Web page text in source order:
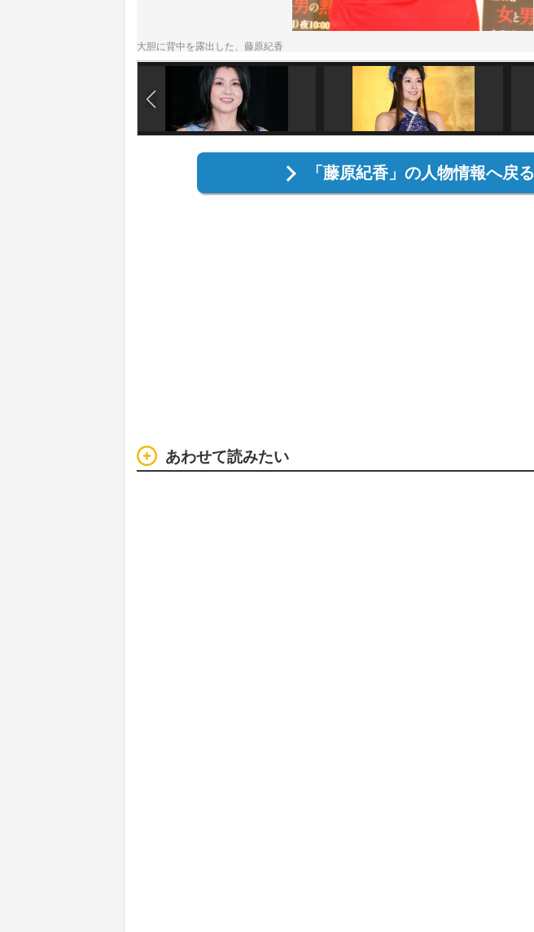
大胆に背中を露出した、藤原紀香
「藤原紀香」の人物情報へ戻る
あわせて読みたい